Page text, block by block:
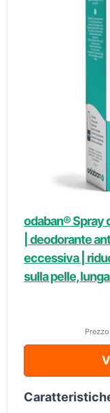
odaban® Spray
| deodorante
eccessiva |
sulla pelle,